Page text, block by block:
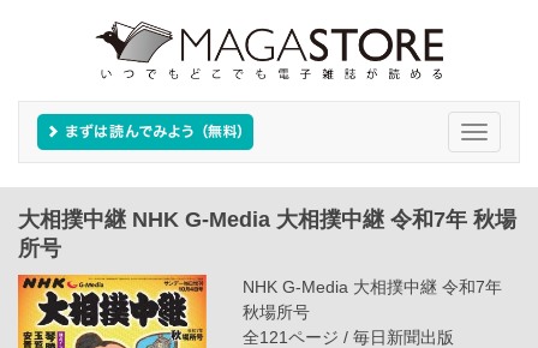
Toggle
大相撲中継 NHK G-Media 大相撲中継 令和7年 秋場
所号
NHK G-Media 大相撲中継 令和7年
秋場所号
全121ページ / 毎日新聞出版